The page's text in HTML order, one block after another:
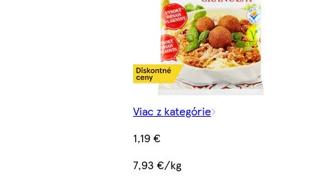
Viac z kategórie
1,19 €
7,93 €/kg